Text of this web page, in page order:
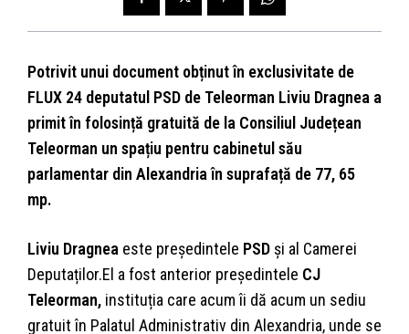
Potrivit unui document obținut în exclusivitate de
FLUX 24 deputatul PSD de Teleorman Liviu Dragnea a
primit în folosință gratuită de la Consiliul Județean
Teleorman un spațiu pentru cabinetul său
parlamentar din Alexandria în suprafață de 77, 65
mp.
Liviu Dragnea este președintele PSD și al Camerei
Deputaților.El a fost anterior președintele CJ
Teleorman, instituția care acum îi dă acum un sediu
gratuit în Palatul Administrativ din Alexandria, unde se